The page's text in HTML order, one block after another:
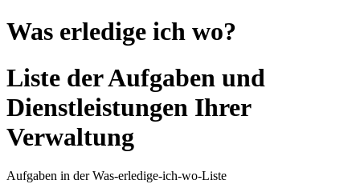
Was erledige ich wo?
Liste der Aufgaben und
Dienstleistungen Ihrer
Verwaltung
Aufgaben in der Was-erledige-ich-wo-Liste